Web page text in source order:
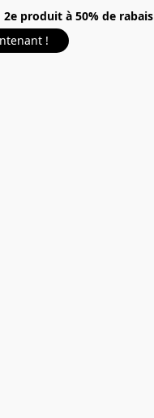
produit à 50% de rabais
!